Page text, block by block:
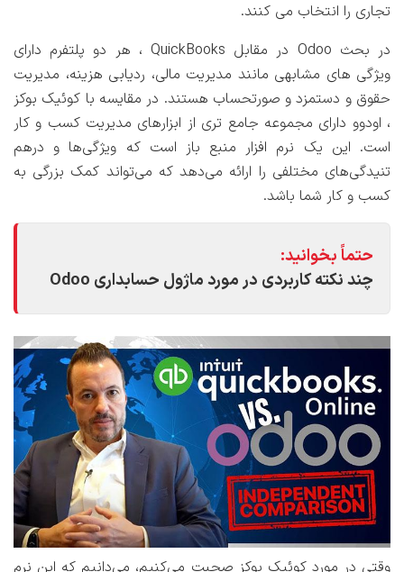
تجاری را انتخاب می کنند.
در بحث Odoo در مقابل QuickBooks ، هر دو پلتفرم دارای
ویژگی های مشابهی مانند مدیریت مالی، ردیابی هزینه، مدیریت
حقوق و دستمزد و صورتحساب هستند. در مقایسه با کوئیک بوکز
، اودوو دارای مجموعه جامع تری از ابزارهای مدیریت کسب و کار
است. این یک نرم افزار منبع باز است که ویژگی‌ها و درهم
تنیدگی‌های مختلفی را ارائه می‌دهد که می‌تواند کمک بزرگی به
کسب و کار شما باشد.
حتماً بخوانید:
چند نکته کاربردی در مورد ماژول حسابداری Odoo